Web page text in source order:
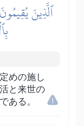
ٱلَّذِينَ
めの施し
と来世の
ある。